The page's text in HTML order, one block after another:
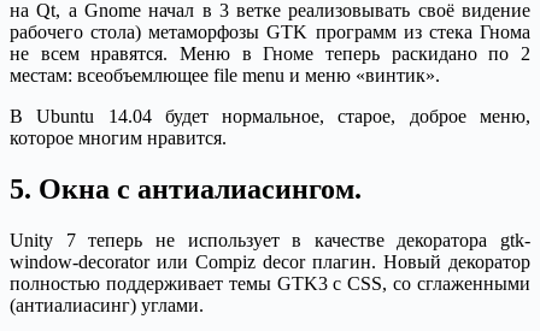
на Qt, а Gnome начал в 3 ветке реализовывать своё видение
рабочего стола) метаморфозы GTK программ из стека Гнома
не всем нравятся. Меню в Гноме теперь раскидано по 2
местам: всеобъемлющее file menu и меню «винтик».
В Ubuntu 14.04 будет нормальное, старое, доброе меню,
которое многим нравится.
5. Окна с антиалиасингом.
Unity 7 теперь не использует в качестве декоратора gtk-
window-decorator или Compiz decor плагин. Новый декоратор
полностью поддерживает темы GTK3 с CSS, со сглаженными
(антиалиасинг) углами.